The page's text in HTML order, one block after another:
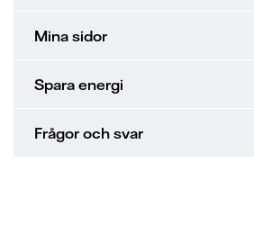
Mina sidor
Spara energi
Frågor och svar